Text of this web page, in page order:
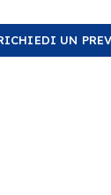
UN